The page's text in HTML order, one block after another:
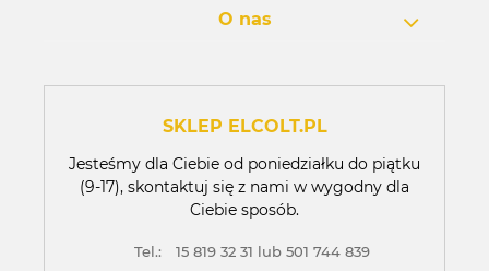
O nas
SKLEP ELCOLT.PL
Jesteśmy dla Ciebie od poniedziałku do piątku
(9-17), skontaktuj się z nami w wygodny dla
Ciebie sposób.
Tel.: 15 819 32 31 lub 501 744 839